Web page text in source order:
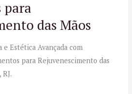
para
das Mãos
Estética Avançada com
para Rejuvenescimento das